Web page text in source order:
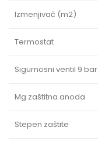
Izmenjivač (m2)
Termostat
Sigurnosni ventil 9 bar
Mg zaštitna anoda
Stepen zaštite